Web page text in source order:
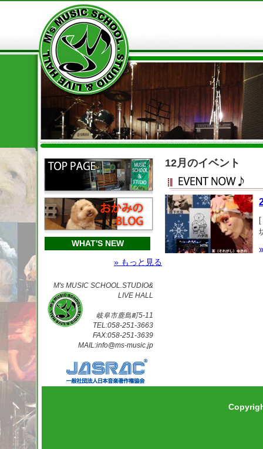
WHAT'S NEW
» もっと見る
M's MUSIC SCHOOL.STUDIO&
LIVE HALL
岐阜市鹿島町5-11
TEL:058-251-3663
FAX:058-251-3639
MAIL:info@ms-music.jp
12月のイベント